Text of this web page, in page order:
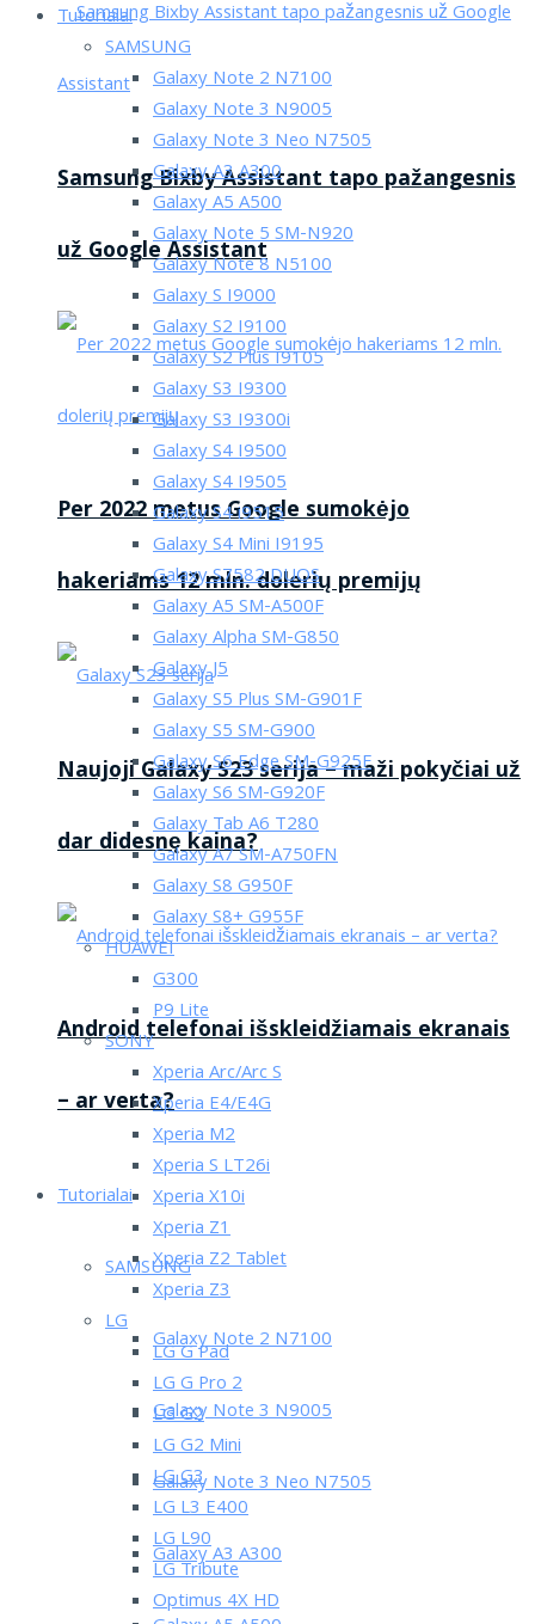
Samsung Bixby Assistant tapo pažangesnis
už Google Assistant
Per 2022 metus Google sumokėjo
hakeriams 12 mln. dolerių premijų
Naujoji Galaxy S23 serija – maži pokyčiai už
dar didesnę kaina?
Android telefonai išskleidžiamais ekranais
– ar verta?
Tutorialai
SAMSUNG
Galaxy Note 2 N7100
Galaxy Note 3 N9005
Galaxy Note 3 Neo N7505
Galaxy A3 A300
Tutorialai
SAMSUNG
Galaxy Note 2 N7100
Galaxy Note 3 N9005
Galaxy Note 3 Neo N7505
Galaxy A3 A300
Galaxy A5 A500
Galaxy Note 5 SM-N920
Galaxy Note 8 N5100
Galaxy S I9000
Galaxy S2 I9100
Galaxy S2 Plus I9105
Galaxy S3 I9300
Galaxy S3 I9300i
Galaxy S4 I9500
Galaxy S4 I9505
Galaxy S4 i9515
Galaxy S4 Mini I9195
Galaxy S7582 DUOS
Galaxy A5 SM-A500F
Galaxy Alpha SM-G850
Galaxy J5
Galaxy S5 Plus SM-G901F
Galaxy S5 SM-G900
Galaxy S6 Edge SM-G925F
Galaxy S6 SM-G920F
Galaxy Tab A6 T280
Galaxy A7 SM-A750FN
Galaxy S8 G950F
Galaxy S8+ G955F
HUAWEI
G300
P9 Lite
SONY
Xperia Arc/Arc S
Xperia E4/E4G
Xperia M2
Xperia S LT26i
Xperia X10i
Xperia Z1
Xperia Z2 Tablet
Xperia Z3
LG
LG G Pad
LG G Pro 2
LG G2
LG G2 Mini
LG G3
LG L3 E400
LG L90
LG Tribute
Optimus 4X HD